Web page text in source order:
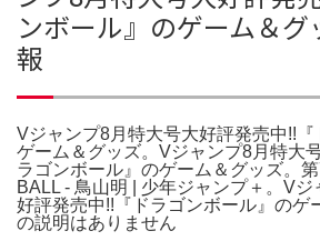
ンボール』のゲーム＆
報
Vジャンプ8月特大号大好評発売中!!
ゲーム＆グッズ。Vジャンプ8月特大
ラゴンボール』のゲーム＆グッズ。
BALL - 鳥山明 | 少年ジャンプ＋。V
好評発売中!!『ドラゴンボール』のゲ
の説明はありません